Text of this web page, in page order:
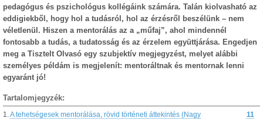
pedagógus és pszichológus kollégáink számára. Talán kiolvasható az
eddigiekből, hogy hol a tudásról, hol az érzésről beszélünk – nem
véletlenül. Hiszen a mentorálás az a „műfaj”, ahol mindennél
fontosabb a tudás, a tudatosság és az érzelem együttjárása. Engedjen
meg a Tisztelt Olvasó egy szubjektív megjegyzést, melyet alábbi
személyes példám is megjelenít: mentoráltnak és mentornak lenni
egyaránt jó!
Tartalomjegyzék:
1. A tehetségesek mentorálása, rövid történeti áttekintés (Nagy
11